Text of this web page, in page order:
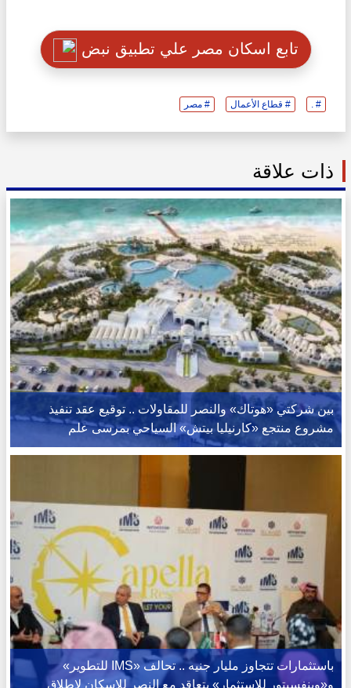
تابع اسكان مصر علي تطبيق نبض
# . # قطاع الأعمال # مصر
ذات علاقة
بين شركتي «هوتاك» والنصر للمقاولات .. توقيع عقد تنفيذ
مشروع منتجع «كارنيليا بيتش» السياحي بمرسى علم
باستثمارات تتجاوز مليار جنيه .. تحالف «IMS للتطوير»
و«وينفسيتور للاستثمار» يتعاقد مع النصر للإسكان لإطلاق